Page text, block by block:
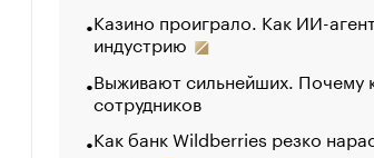
Казино проиграло. Как ИИ-
индустрию
Выживают сильнейших. Почему
сотрудников
Как банк Wildberries резко